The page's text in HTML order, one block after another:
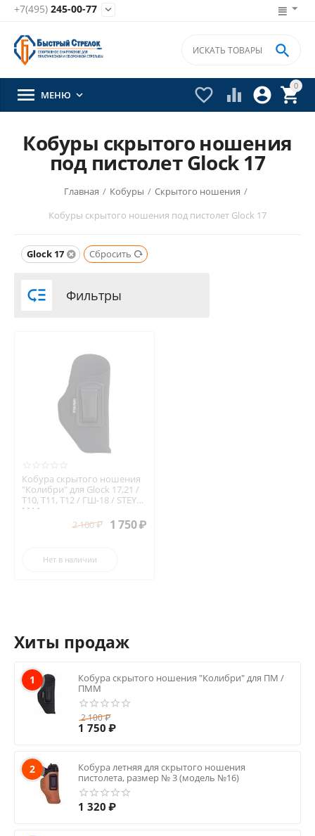
+7(495) 245-00-77 
0


 

 МЕНЮ 
Кобуры скрытого ношения
под пистолет Glock 17
Главная / Кобуры / Скрытого ношения /
Кобуры скрытого ношения под пистолет Glock 17
Glock 17 Сбросить
 Фильтры
Кобура скрытого ношения
"Колибри" для Glock 17,21 /
Т10, Т11, Т12 / ГШ-18 / STEYR
MA1
2 100₽ 1 750₽
Нет в наличии
Хиты продаж
1
Кобура скрытого ношения "Колибри" для ПМ /
ПММ
2 100₽
1 750 ₽
2
Кобура летняя для скрытого ношения
пистолета, размер № 3 (модель №16)
1 320 ₽